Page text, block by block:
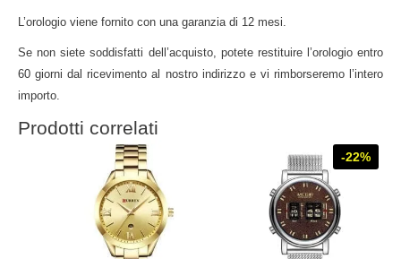
L’orologio viene fornito con una garanzia di 12 mesi.
Se non siete soddisfatti dell’acquisto, potete restituire l’orologio entro
60 giorni dal ricevimento al nostro indirizzo e vi rimborseremo l’intero
importo.
Prodotti correlati
-22%